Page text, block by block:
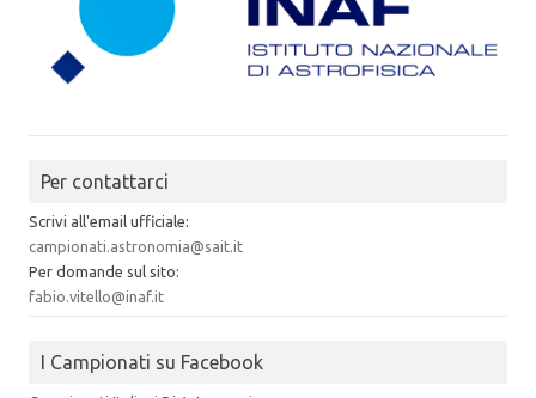
Per contattarci
Scrivi all'email ufficiale:
campionati.astronomia@sait.it
Per domande sul sito:
fabio.vitello@inaf.it
I Campionati su Facebook